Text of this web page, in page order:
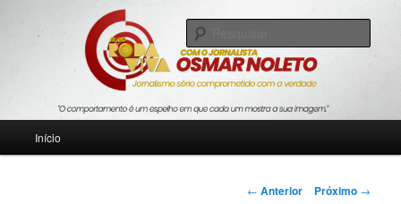
Blog Roda Viva
Jornalismo sério comprometido com a verdade
Início
Navegação
← Anterior Próximo →